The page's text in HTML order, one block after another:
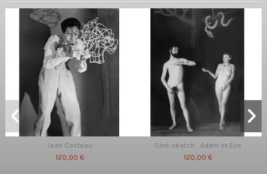
Jean Cocteau
120,00 €
Ciné-sketch : Adam et Eve
120,00 €